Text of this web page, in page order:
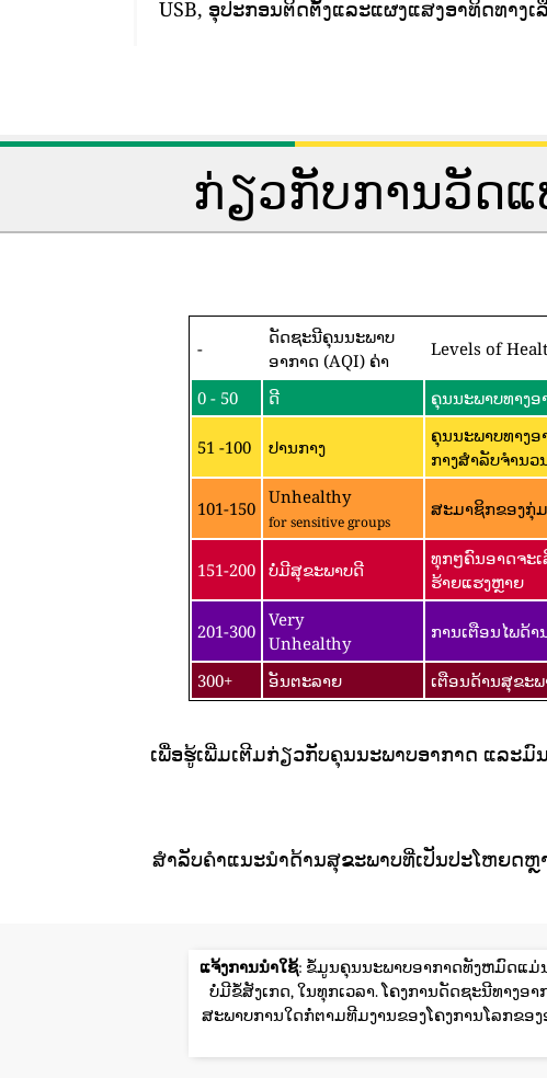
USB, ອຸປະກອນຕິດຕັ້ງແລະແຜງແສງອາທິດທາງເ
ກ່ຽວກັບການວັດ
-
ດັດຊະນີຄຸນນະພາບ
ອາກາດ (AQI) ຄ່າ
Levels of
0 - 50 ດີ ຄຸນນະພາບທາງ
51 -100 ປານກາງ
ຄຸນນະພາບທາງ
ກາງສໍາລັບຈໍານ
101-150
Unhealthy
for sensitive groups
ສະມາຊິກຂອງກຸ່
151-200 ບໍ່ມີສຸຂະພາບດີ
ທຸກໆຄົນອາດຈະ
ຮ້າຍແຮງຫຼາຍ
201-300
Very
Unhealthy
ການເຕືອນໄພດ້
300+ ອັນຕະລາຍ ເຕືອນດ້ານສຸຂະ
ເພື່ອຮູ້ເພີ່ມເຕີມກ່ຽວກັບຄຸນນະພາບອາກາດ ແລະມົ
ສໍາລັບຄໍາແນະນໍາດ້ານສຸຂະພາບທີ່ເປັນປະໂຫຍດຫຼ
ແຈ້ງການນໍາໃຊ້: ຂໍ້ມູນຄຸນນະພາບອາກາດທັງຫມົດແມ່
ບໍ່ມີຂໍ້ສັງເກດ, ໃນທຸກເວລາ. ໂຄງການດັດຊະນີທາ
ສະພາບການໃດກໍ່ຕາມທີມງານຂອງໂຄງການໂລກຂ